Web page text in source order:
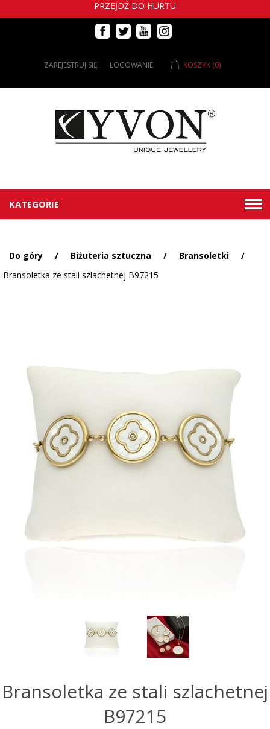
PRZEJDŹ DO HURTU
ZAREJESTRUJ SIĘ LOGOWANIE KOSZYK (0)
KATEGORIE
Do góry / Biżuteria sztuczna / Bransoletki
/
Bransoletka ze stali szlachetnej B97215
Bransoletka ze stali szlachetnej
B97215